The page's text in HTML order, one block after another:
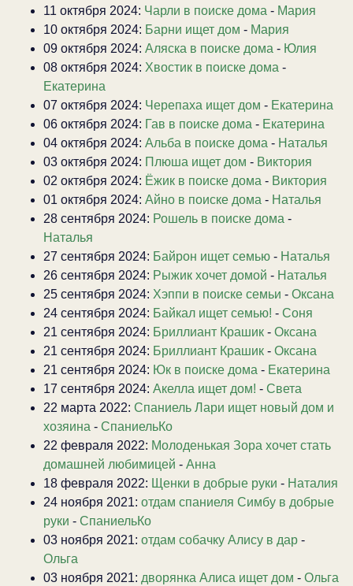
11 октября 2024: Чарли в поиске дома - Мария
10 октября 2024: Барни ищет дом - Мария
09 октября 2024: Аляска в поиске дома - Юлия
08 октября 2024: Хвостик в поиске дома -
Екатерина
07 октября 2024: Черепаха ищет дом - Екатерина
06 октября 2024: Гав в поиске дома - Екатерина
04 октября 2024: Альба в поиске дома - Наталья
03 октября 2024: Плюша ищет дом - Виктория
02 октября 2024: Ёжик в поиске дома - Виктория
01 октября 2024: Айно в поиске дома - Наталья
28 сентября 2024: Рошель в поиске дома -
Наталья
27 сентября 2024: Байрон ищет семью - Наталья
26 сентября 2024: Рыжик хочет домой - Наталья
25 сентября 2024: Хэппи в поиске семьи - Оксана
24 сентября 2024: Байкал ищет семью! - Соня
21 сентября 2024: Бриллиант Крашик - Оксана
21 сентября 2024: Бриллиант Крашик - Оксана
21 сентября 2024: Юк в поиске дома - Екатерина
17 сентября 2024: Акелла ищет дом! - Света
22 марта 2022: Спаниель Лари ищет новый дом и
хозяина - СпаниельКо
22 февраля 2022: Молоденькая Зора хочет стать
домашней любимицей - Анна
18 февраля 2022: Щенки в добрые руки - Наталия
24 ноября 2021: отдам спаниеля Симбу в добрые
руки - СпаниельКо
03 ноября 2021: отдам собачку Алису в дар -
Ольга
03 ноября 2021: дворянка Алиса ищет дом - Ольга